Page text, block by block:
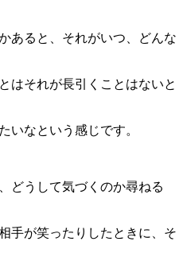
あると、それがいつ、どんな
はそれが長引くことはないと
いなという感じです。
どうして気づくのか尋ねる
手が笑ったりしたときに、そ